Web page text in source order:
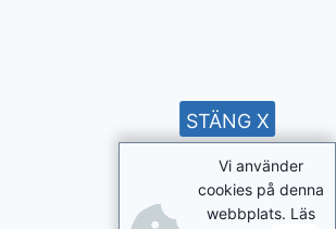
Vi använder
cookies på denna
webbplats. Läs
STÄNG X